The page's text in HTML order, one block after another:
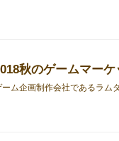
秋のゲームマー